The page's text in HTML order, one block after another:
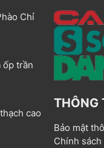
Chỉ
ốp trần
cao
THÔNG
Bảo mật
Chính sách